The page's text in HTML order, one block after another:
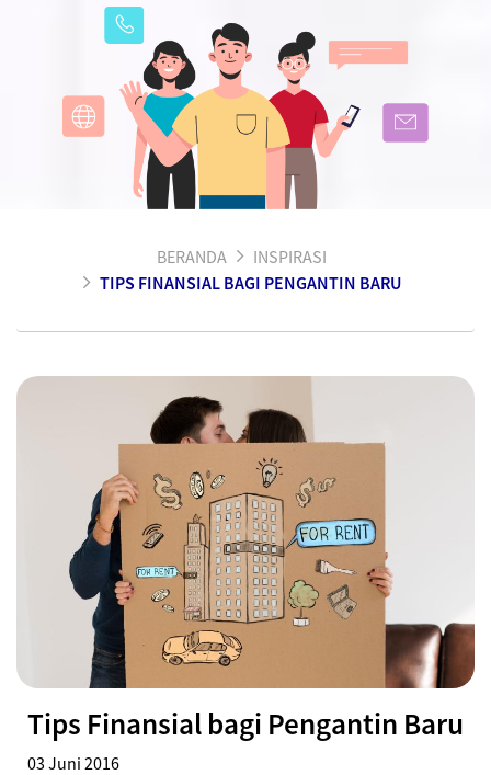
BERANDA
INSPIRASI
TIPS FINANSIAL BAGI PENGANTIN BARU
Tips Finansial bagi Pengantin Baru
03 Juni 2016